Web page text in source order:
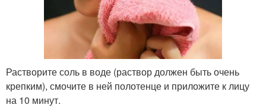
Растворите соль в воде (раствор должен быть очень
крепким), смочите в ней полотенце и приложите к лицу
на 10 минут.